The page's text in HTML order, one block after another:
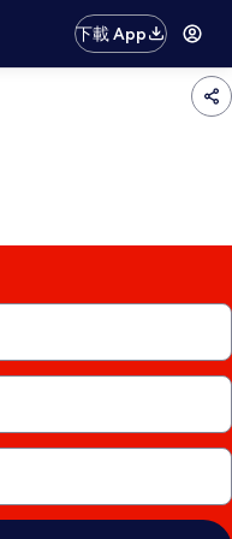
下載 App